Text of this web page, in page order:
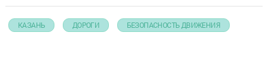
КАЗАНЬ ДОРОГИ БЕЗОПАСНОСТЬ ДВИЖЕНИЯ